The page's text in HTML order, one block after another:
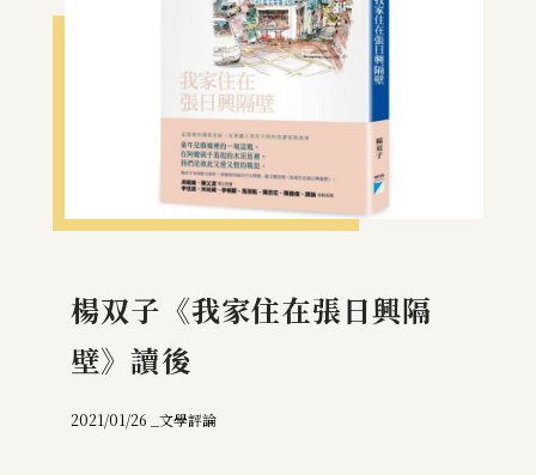
楊双子《我家住在張日興隔
壁》讀後
2021/01/26 _ 文學評論